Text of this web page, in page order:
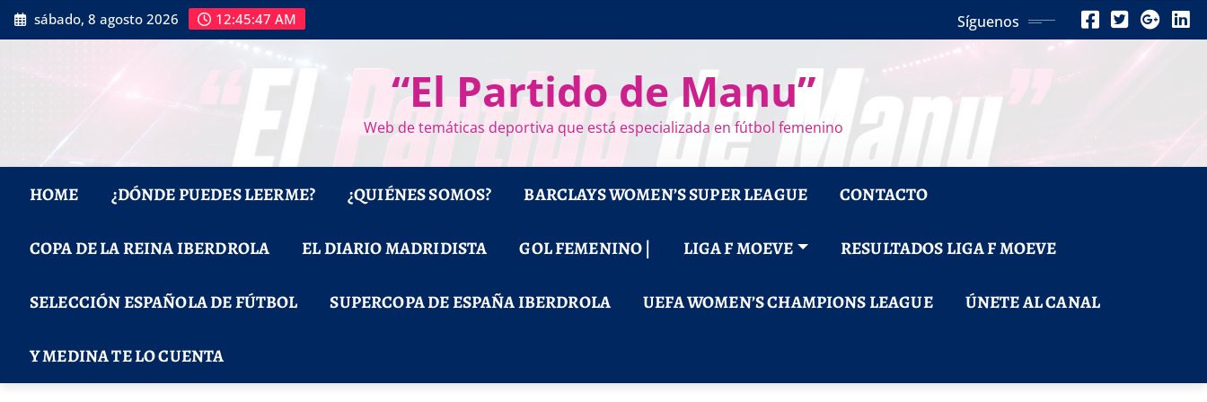
Saltar
al
sábado, 8 agosto 2026 12:45:48 AM Síguenos
“El Partido de Manu”
Web de temáticas deportiva que está especializada en fútbol femenino
HOME ¿DÓNDE PUEDES LEERME? ¿QUIÉNES SOMOS? BARCLAYS WOMEN’S SUPER LEAGUE CONTACTO
COPA DE LA REINA IBERDROLA EL DIARIO MADRIDISTA GOL FEMENINO | LIGA F MOEVE RESULTADOS LIGA F MOEVE
SELECCIÓN ESPAÑOLA DE FÚTBOL SUPERCOPA DE ESPAÑA IBERDROLA UEFA WOMEN’S CHAMPIONS LEAGUE ÚNETE AL CANAL
Y MEDINA TE LO CUENTA